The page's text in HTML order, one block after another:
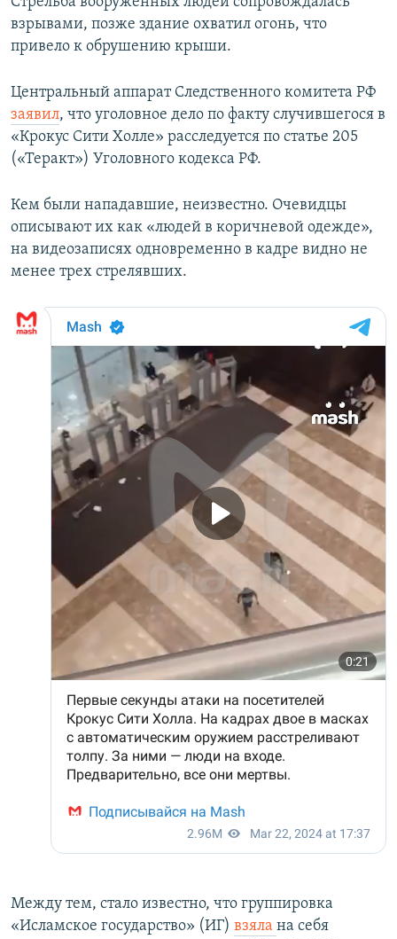
взрывами, позже здание охватил огонь, что
привело к обрушению крыши.
Центральный аппарат Следственного комитета РФ
заявил, что уголовное дело по факту случившегося в
«Крокус Сити Холле» расследуется по статье 205
(«Теракт») Уголовного кодекса РФ.
Кем были нападавшие, неизвестно. Очевидцы
описывают их как «людей в коричневой одежде»,
на видеозаписях одновременно в кадре видно не
менее трех стрелявших.
Между тем, стало известно, что группировка
«Исламское государство» (ИГ) взяла на себя